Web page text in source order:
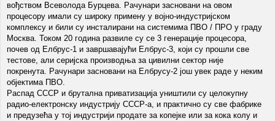
вођством Всеволода Бурцева. Рачунари засновани на овом
процесору имали су широку примену у војно-индустријском
комплексу и били су инсталирани на системима ПВО / ПРО у граду
Москва. Током 20 година развиле су се 3 генерације процесора,
почев од Елбрус-1 и завршавајући Елбрус-3, који су прошли све
тестове, али серијска производња за цивилни сектор није
покренута. Рачунари засновани на Елбрусу-2 још увек раде у неким
објектима ПВО.
Распад СССР и брутална приватизација уништили су целокупну
радио-електронску индустрију СССР-а, и практично су све фабрике
и предузећа у тој индустрији продате за копејке или за кока колу и